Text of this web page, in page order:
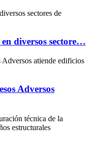
diversos sectore…
Adversos